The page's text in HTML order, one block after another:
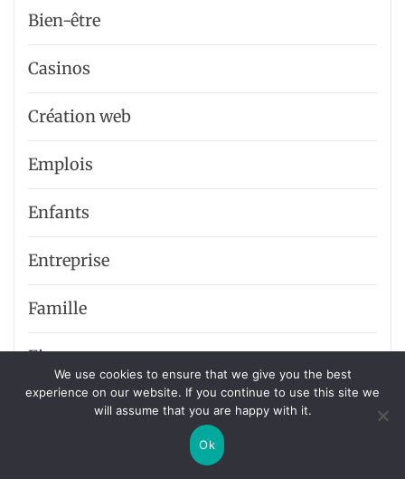
Bien-être
Casinos
Création web
Emplois
Enfants
Entreprise
Famille
Finance
Immobilier
We use cookies to ensure that we give you the best
experience on our website. If you continue to use this site we
will assume that you are happy with it.
Ok